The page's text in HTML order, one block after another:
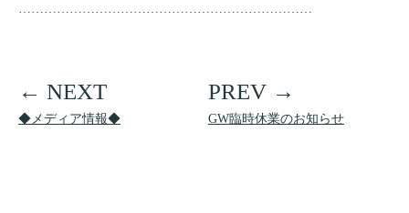
……………………………………………………………
◆メディア情報◆ GW臨時休業のお知らせ